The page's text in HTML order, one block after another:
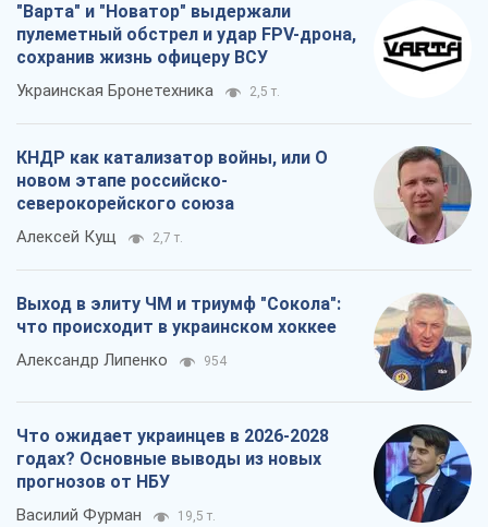
"Варта" и "Новатор" выдержали
пулеметный обстрел и удар FPV-дрона,
сохранив жизнь офицеру ВСУ
Украинская Бронетехника 2,5 т.
КНДР как катализатор войны, или О
новом этапе российско-
северокорейского союза
Алексей Кущ 2,7 т.
Выход в элиту ЧМ и триумф "Сокола":
что происходит в украинском хоккее
Александр Липенко 954
Что ожидает украинцев в 2026-2028
годах? Основные выводы из новых
прогнозов от НБУ
Василий Фурман 19,5 т.